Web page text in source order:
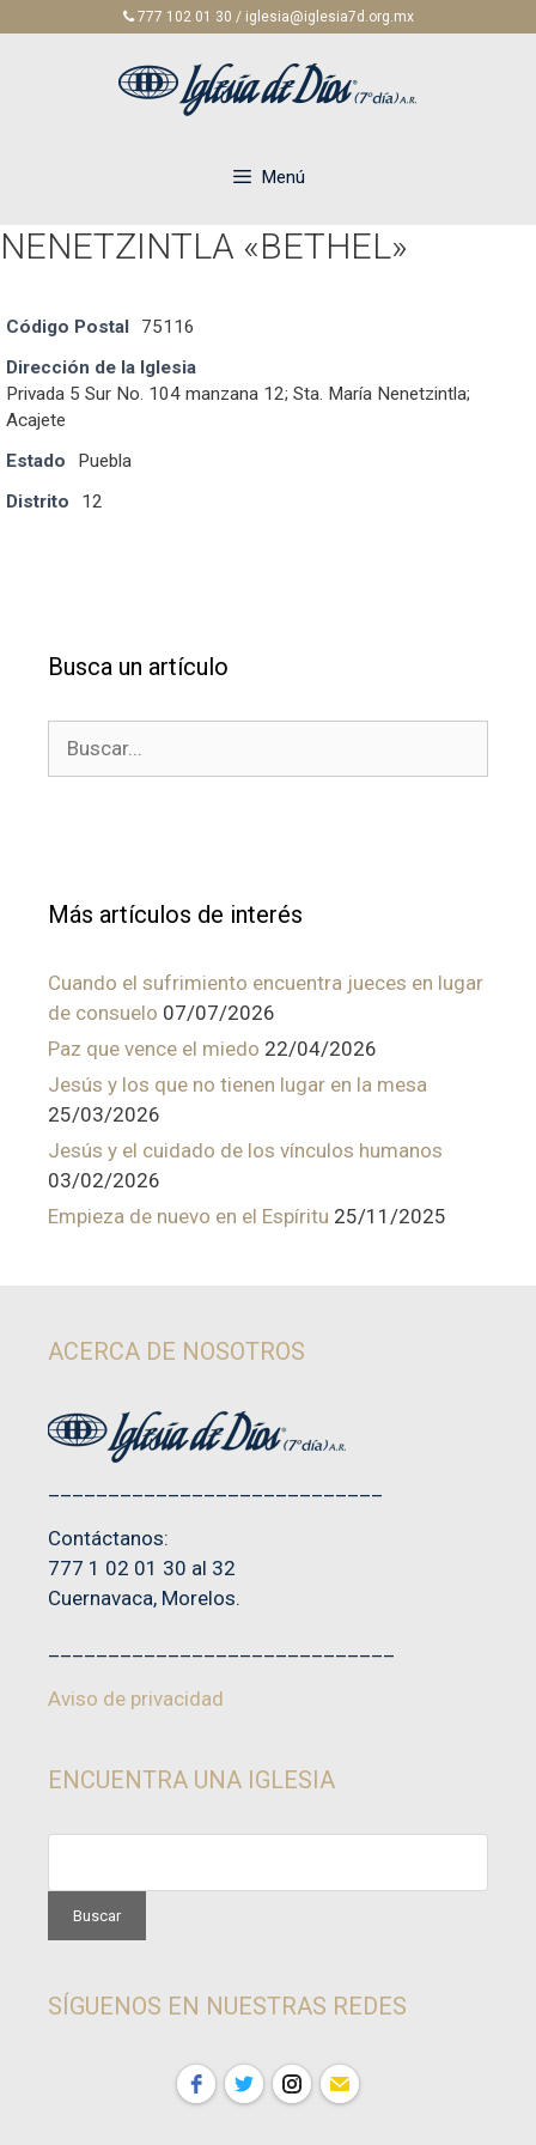
777 102 01 30 / iglesia@iglesia7d.org.mx
Menú
NENETZINTLA «BETHEL»
Código Postal
75116
Dirección de la Iglesia
Privada 5 Sur No. 104 manzana 12; Sta. María Nenetzintla;
Acajete
Estado
Puebla
Distrito
12
Busca un artículo
Más artículos de interés
Cuando el sufrimiento encuentra jueces en lugar
de consuelo 07/07/2026
Paz que vence el miedo 22/04/2026
Jesús y los que no tienen lugar en la mesa
25/03/2026
Jesús y el cuidado de los vínculos humanos
03/02/2026
Empieza de nuevo en el Espíritu 25/11/2025
ACERCA DE NOSOTROS
Contáctanos:
777 1 02 01 30 al 32
Cuernavaca, Morelos.
Aviso de privacidad
ENCUENTRA UNA IGLESIA
SÍGUENOS EN NUESTRAS REDES